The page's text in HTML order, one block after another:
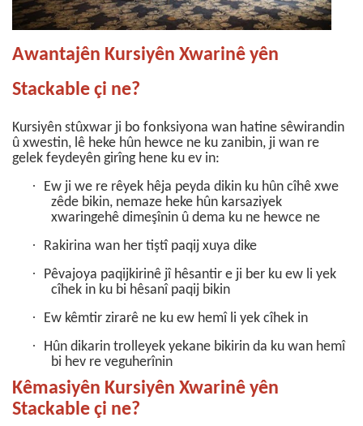
Awantajên Kursiyên Xwarinê yên
Stackable çi ne?
Kursiyên stûxwar ji bo fonksiyona wan hatine sêwirandin
û xwestin, lê heke hûn hewce ne ku zanibin, ji wan re
gelek feydeyên girîng hene ku ev in:
·
Ew ji we re rêyek hêja peyda dikin ku hûn cîhê xwe
zêde bikin, nemaze heke hûn karsaziyek
xwaringehê dimeşînin û dema ku ne hewce ne
· Rakirina wan her tiştî paqij xuya dike
·
Pêvajoya paqijkirinê jî hêsantir e ji ber ku ew li yek
cîhek in ku bi hêsanî paqij bikin
· Ew kêmtir zirarê ne ku ew hemî li yek cîhek in
·
Hûn dikarin trolleyek yekane bikirin da ku wan hemî
bi hev re veguherînin
Kêmasiyên Kursiyên Xwarinê yên
Stackable çi ne?